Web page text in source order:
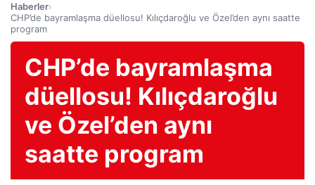
Haberler›
CHP’de bayramlaşma düellosu! Kılıçdaroğlu ve Özel’den aynı saatte
program
CHP’de bayramlaşma
düellosu! Kılıçdaroğlu
ve Özel’den aynı
saatte program